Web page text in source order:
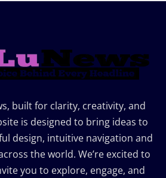
built for clarity, creativity, and
is designed to bring ideas to
design, intuitive navigation and
the world. We’re excited to
you to explore, engage, and